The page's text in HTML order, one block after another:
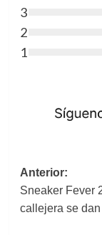
3
2
1
de
entradas
Anterior:
Sneaker Fever
callejera se